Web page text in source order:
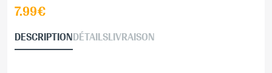
7.99€
DESCRIPTIONDÉTAILSLIVRAISON